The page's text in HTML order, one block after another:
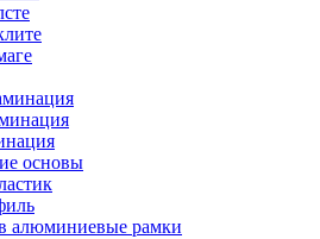
основы
алюминиевые рамки